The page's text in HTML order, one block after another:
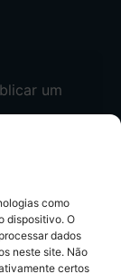
como
dispositivo. O
dados
neste site. Não
certos
um